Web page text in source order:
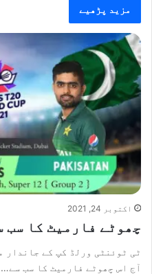
مزید پڑھیے
اکتوبر 24, 2021
چھوٹے فارمیٹ کا سب
ٹی ٹوئنٹی ورلڈ کپ کے جاندار
آج اس چھوٹے فارمیٹ کا سب سے…